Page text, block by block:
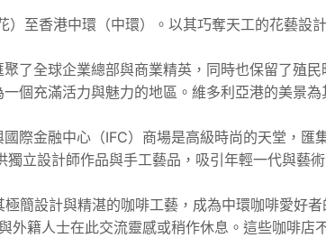
至香港中環（中環）。以其巧奪天工的花藝
了全球企業總部與商業精英，同時也保留了殖
個充滿活力與魅力的地區。維多利亞港的美景
際金融中心（IFC）商場是高級時尚的天堂，
立設計師作品與手工藝品，吸引年輕一代與藝
簡設計與精湛的咖啡工藝，成為中環咖啡愛好
籍人士在此交流靈感或稍作休息。這些咖啡店